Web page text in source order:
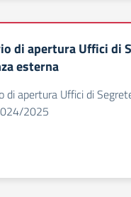
di apertura Uffici di
esterna
di apertura Uffici di
2025